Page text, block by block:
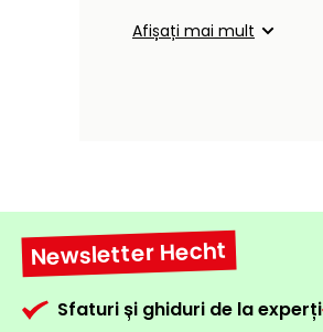
Afișați mai mult
Newsletter Hecht
Sfaturi și ghiduri de la experți